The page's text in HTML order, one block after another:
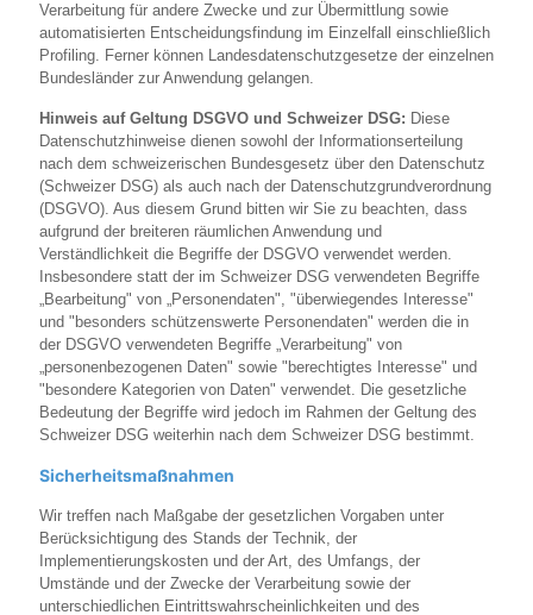
Verarbeitung für andere Zwecke und zur Übermittlung sowie
automatisierten Entscheidungsfindung im Einzelfall einschließlich
Profiling. Ferner können Landesdatenschutzgesetze der einzelnen
Bundesländer zur Anwendung gelangen.
Hinweis auf Geltung DSGVO und Schweizer DSG: Diese
Datenschutzhinweise dienen sowohl der Informationserteilung
nach dem schweizerischen Bundesgesetz über den Datenschutz
(Schweizer DSG) als auch nach der Datenschutzgrundverordnung
(DSGVO). Aus diesem Grund bitten wir Sie zu beachten, dass
aufgrund der breiteren räumlichen Anwendung und
Verständlichkeit die Begriffe der DSGVO verwendet werden.
Insbesondere statt der im Schweizer DSG verwendeten Begriffe
„Bearbeitung" von „Personendaten", "überwiegendes Interesse"
und "besonders schützenswerte Personendaten" werden die in
der DSGVO verwendeten Begriffe „Verarbeitung" von
„personenbezogenen Daten" sowie "berechtigtes Interesse" und
"besondere Kategorien von Daten" verwendet. Die gesetzliche
Bedeutung der Begriffe wird jedoch im Rahmen der Geltung des
Schweizer DSG weiterhin nach dem Schweizer DSG bestimmt.
Sicherheitsmaßnahmen
Wir treffen nach Maßgabe der gesetzlichen Vorgaben unter
Berücksichtigung des Stands der Technik, der
Implementierungskosten und der Art, des Umfangs, der
Umstände und der Zwecke der Verarbeitung sowie der
unterschiedlichen Eintrittswahrscheinlichkeiten und des